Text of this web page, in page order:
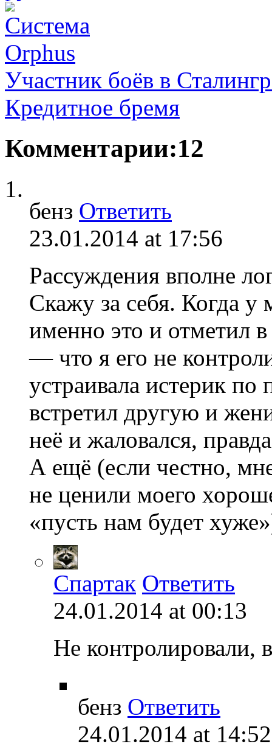
Участник боёв в
Кредитное бремя
Комментарии:12
бенз Ответить
23.01.2014 at 17:56
Рассуждения вполне
Скажу за себя. Когда
именно это и отметил в
— что я его не
устраивала истерик
встретил другую и
неё и жаловался,
А ещё (если честно,
не ценили моего
«пусть нам будет
Спартак Ответить
24.01.2014 at 00:13
Не контролировали,
бенз Ответить
24.01.2014 at 14:52